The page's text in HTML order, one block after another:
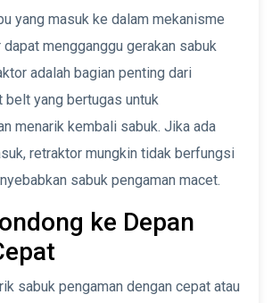
yang masuk ke dalam mekanisme
mengganggu gerakan sabuk
adalah bagian penting dari
yang bertugas untuk
menarik kembali sabuk. Jika ada
retraktor mungkin tidak berfungsi
sabuk pengaman macet.
ke Depan
sabuk pengaman dengan cepat atau